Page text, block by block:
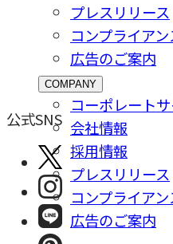
プレスリリース
コンプライア
広告のご案内
COMPANY
コーポレート
会社情報
採⽤情報
プレスリリース
コンプライア
広告のご案内
公式SNS